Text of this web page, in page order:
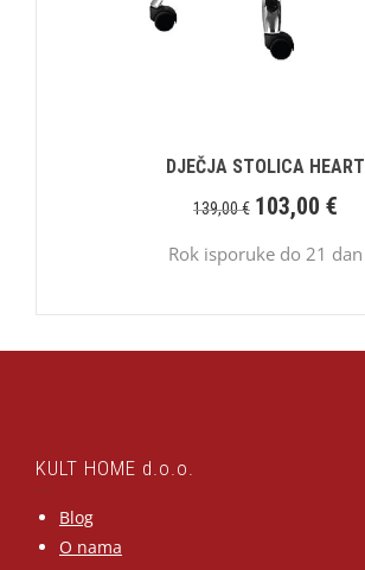
DJEČJA STOLICA HEART
139,00€ 103,00 €
Rok isporuke do 21 dan
KULT HOME d.o.o.
Blog
O nama